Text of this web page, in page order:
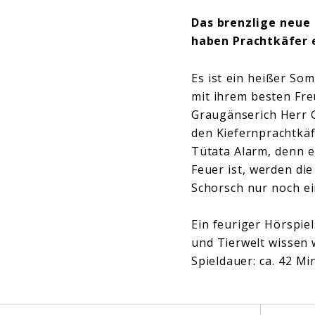
Das brenzlige
haben Prachtkäfer
Es ist ein heißer
mit ihrem besten
Graugänserich Herr
den
Tütata Alarm, denn
Feuer ist, werden
Schorsch nur noch
Ein feuriger
und Tierwelt wissen
Spieldauer: ca. 42